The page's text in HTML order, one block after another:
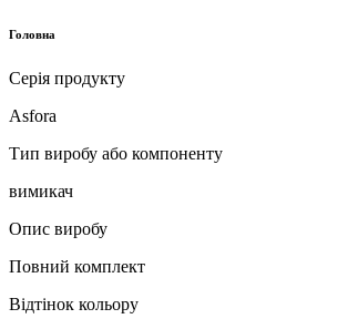
Головна
Серія продукту
Asfora
Тип виробу або компоненту
вимикач
Опис виробу
Повний комплект
Відтінок кольору